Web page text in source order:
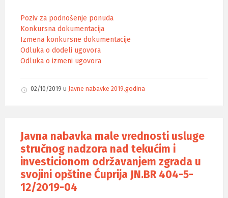
Poziv za podnošenje ponuda
Konkursna dokumentacija
Izmena konkursne dokumentacije
Odluka o dodeli ugovora
Odluka o izmeni ugovora
02/10/2019 u Javne nabavke 2019.godina
Javna nabavka male vrednosti usluge
stručnog nadzora nad tekućim i
investicionom održavanjem zgrada u
svojini opštine Ćuprija JN.BR 404-5-
12/2019-04